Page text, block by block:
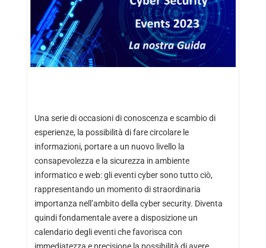
Una serie di occasioni di conoscenza e scambio di
esperienze, la possibilità di fare circolare le
informazioni, portare a un nuovo livello la
consapevolezza e la sicurezza in ambiente
informatico e web: gli eventi cyber sono tutto ciò,
rappresentando un momento di straordinaria
importanza nell’ambito della cyber security. Diventa
quindi fondamentale avere a disposizione un
calendario degli eventi che favorisca con